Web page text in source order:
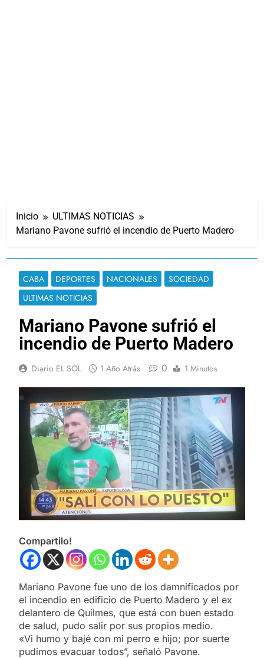
Inicio
ULTIMAS NOTICIAS
Mariano Pavone sufrió el incendio de Puerto Madero
CABA DEPORTES NACIONALES
SOCIEDAD
ULTIMAS NOTICIAS
Mariano Pavone sufrió el
incendio de Puerto Madero
Diario EL SOL 1 Año Atrás 0 1 Minutos
Compartilo!
Mariano Pavone fue uno de los damnificados por
el incendio en edificio de Puerto Madero y el ex
delantero de Quilmes, que está con buen estado
de salud, pudo salir por sus propios medio.
«Vi humo y bajé con mi perro e hijo; por suerte
pudimos evacuar todos”, señaló Pavone.